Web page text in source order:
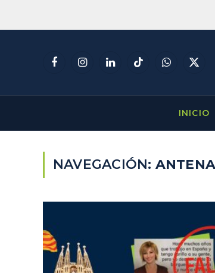
FacebookInstagramLinkedInTikTokWhatsApp
X
INICIO
NAVEGACIÓN: